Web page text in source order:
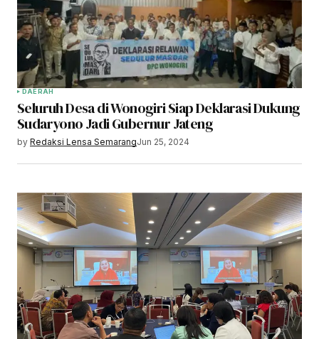
DAERAH
Seluruh Desa di Wonogiri Siap Deklarasi Dukung
Sudaryono Jadi Gubernur Jateng
by Redaksi Lensa SemarangJun 25, 2024